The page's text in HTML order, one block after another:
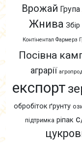
Врожай
Жнива
Контінентал Фармерз
Посівна
аграрії
експорт
обробіток ґрунту
підтримка ріпак